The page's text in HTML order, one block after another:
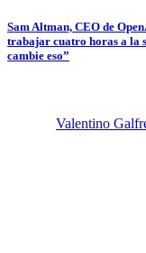
Sam Altman, CEO de
trabajar cuatro horas a la
cambie eso”
Valentino